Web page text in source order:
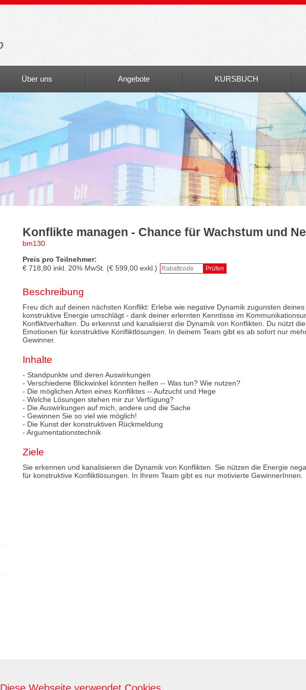
Über uns
bit Art
Einblicke
Angebote KURSBUCH
Konflikte managen - Chance für Wachstum und
bm130
Preis pro Teilnehmer:
€ 718,80 inkl. 20% MwSt. (€ 599,00 exkl.)
Beschreibung
Freu dich auf deinen nächsten Konflikt: Erlebe wie negative Dynamik zugunsten
konstruktive Energie umschlägt - dank deiner erlernten Kenntisse im
Konfliktverhalten. Du erkennst und kanalisierst die Dynamik von Konflikten. Du nützt
Emotionen für konstruktive Konfliktlösungen. In deinem Team gibt es ab sofort nur
Gewinner.
Inhalte
- Standpunkte und deren Auswirkungen
- Verschiedene Blickwinkel könnten helfen -- Was tun? Wie nutzen?
- Die möglichen Arten eines Konfliktes -- Aufzucht und Hege
- Welche Lösungen stehen mir zur Verfügung?
- Die Auswirkungen auf mich, andere und die Sache
- Gewinnen Sie so viel wie möglich!
- Die Kunst der konstruktiven Rückmeldung
- Argumentationstechnik
Ziele
Sie erkennen und kanalisieren die Dynamik von Konflikten. Sie nützen die Energie
für konstruktive Konfliktlösungen. In Ihrem Team gibt es nur motivierte GewinnerInnen.